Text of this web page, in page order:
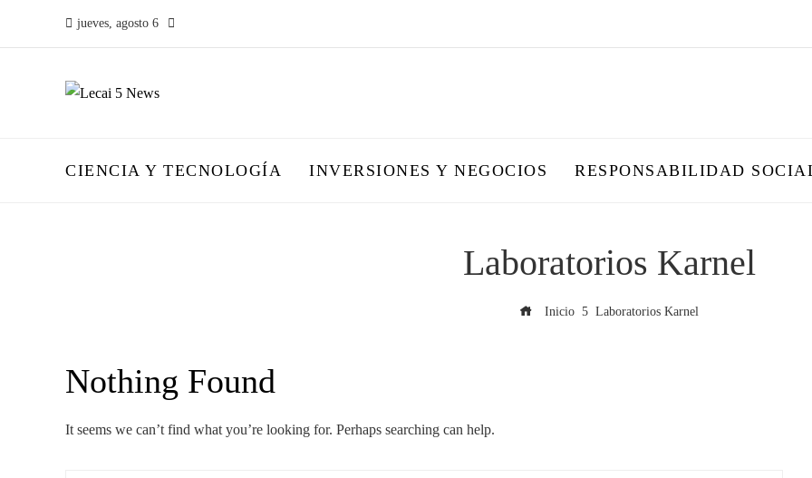
jueves, agosto 6
CIENCIA Y TECNOLOGÍA INVERSIONES Y NEGOCIOS RESPONSABILIDAD
Laboratorios Karnel
Inicio Laboratorios Karnel
Nothing Found
It seems we can’t find what you’re looking for. Perhaps searching can help.